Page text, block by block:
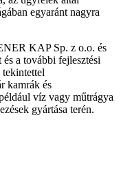
egyaránt nagyra
KAP Sp. z o.o. és
a további fejlesztési
kamrák és
víz vagy műtrágya
gyártása terén.